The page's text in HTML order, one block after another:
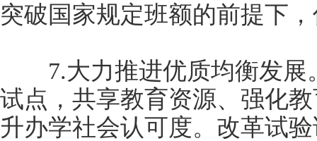
突破国家规定班额的前提下
7.大力推进优质均衡发展
试点，共享教育资源、强化
升办学社会认可度。改革试